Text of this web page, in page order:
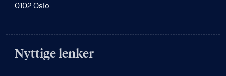
0102 Oslo
Nyttige lenker